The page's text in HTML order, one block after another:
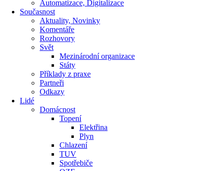
Automatizace, Digitalizace
Současnost
Aktuality, Novinky
Komentáře
Rozhovory
Svět
Mezinárodní organizace
Státy
Příklady z praxe
Partneři
Odkazy
Lidé
Domácnost
Topení
Elektřina
Plyn
Chlazení
TUV
Spotřebiče